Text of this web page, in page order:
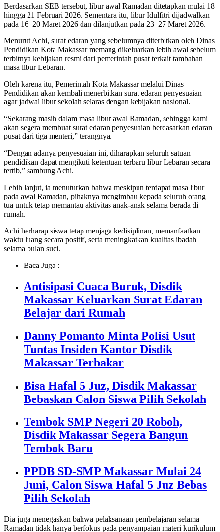
Berdasarkan SEB tersebut, libur awal Ramadan ditetapkan mulai 18
hingga 21 Februari 2026. Sementara itu, libur Idulfitri dijadwalkan
pada 16–20 Maret 2026 dan dilanjutkan pada 23–27 Maret 2026.
Menurut Achi, surat edaran yang sebelumnya diterbitkan oleh Dinas
Pendidikan Kota Makassar memang dikeluarkan lebih awal sebelum
terbitnya kebijakan resmi dari pemerintah pusat terkait tambahan
masa libur Lebaran.
Oleh karena itu, Pemerintah Kota Makassar melalui Dinas
Pendidikan akan kembali menerbitkan surat edaran penyesuaian
agar jadwal libur sekolah selaras dengan kebijakan nasional.
“Sekarang masih dalam masa libur awal Ramadan, sehingga kami
akan segera membuat surat edaran penyesuaian berdasarkan edaran
pusat dari tiga menteri,” terangnya.
“Dengan adanya penyesuaian ini, diharapkan seluruh satuan
pendidikan dapat mengikuti ketentuan terbaru libur Lebaran secara
tertib,” sambung Achi.
Lebih lanjut, ia menuturkan bahwa meskipun terdapat masa libur
pada awal Ramadan, pihaknya mengimbau kepada seluruh orang
tua untuk tetap memantau aktivitas anak-anak selama berada di
rumah.
Achi berharap siswa tetap menjaga kedisiplinan, memanfaatkan
waktu luang secara positif, serta meningkatkan kualitas ibadah
selama bulan suci.
Baca Juga :
Antisipasi Cuaca Buruk, Disdik
Makassar Keluarkan Surat Edaran
Belajar dari Rumah
Danny Pomanto Minta Polisi Usut
Tuntas Insiden Kantor Disdik
Makassar Terbakar
Bisa Hafal 5 Juz, Disdik Makassar
Bebaskan Calon Siswa Pilih Sekolah
Tembok SMP Negeri 20 Roboh,
Disdik Makassar Segera Bangun
Tembok Baru
PPDB SD-SMP Makassar Mulai 24
Juni, Calon Siswa Hafal 5 Juz Bebas
Pilih Sekolah
Dia juga menegaskan bahwa pelaksanaan pembelajaran selama
Ramadan tidak hanya berfokus pada penyampaian materi kurikulum